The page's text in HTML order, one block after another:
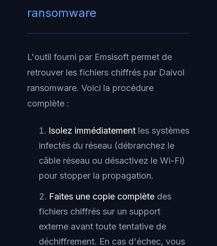
ransomware
L'outil fourni par Emsisoft permet de
retrouver les fichiers chiffrés par Daivol
ransomware. Voici la procédure
complète :
Isolez immédiatement les systèmes
infectés du réseau (débranchez le
câble réseau ou désactivez le Wi-Fi)
pour stopper la propagation.
Faites une copie complète des
fichiers chiffrés sur un support
externe avant toute tentative de
déchiffrement. En cas d'échec, vous